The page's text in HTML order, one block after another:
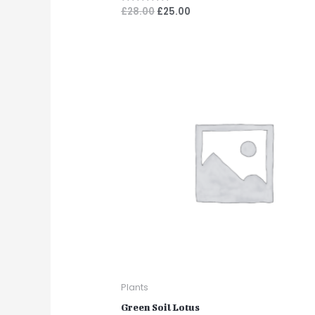
Note
£28.00 £25.00
Plants
Green Soil Lotus